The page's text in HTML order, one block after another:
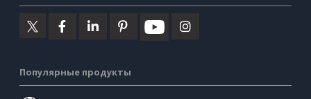
Популярные продукты